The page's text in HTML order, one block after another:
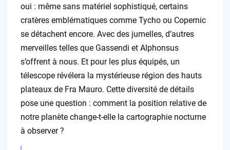
oui : même sans matériel sophistiqué, certains
cratères emblématiques comme Tycho ou Copernic
se détachent encore. Avec des jumelles, d’autres
merveilles telles que Gassendi et Alphonsus
s’offrent à nous. Et pour les plus équipés, un
télescope révélera la mystérieuse région des hauts
plateaux de Fra Mauro. Cette diversité de détails
pose une question : comment la position relative de
notre planète change-t-elle la cartographie nocturne
à observer ?